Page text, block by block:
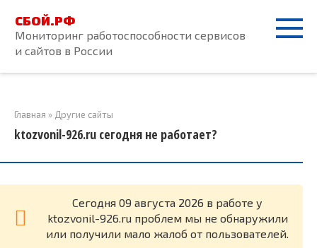
контенту
СБОЙ.РФ
Мониторинг работоспособности сервисов
и сайтов в России
Главная » Другие сайты
ktozvonil-926.ru сегодня не работает?
Cегодня 09 августа 2026 в работе у
ktozvonil-926.ru проблем мы не обнаружили
или получили мало жалоб от пользователей.